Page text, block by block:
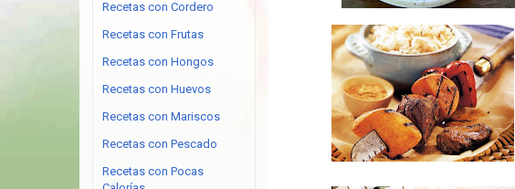
Recetas con Cordero
Recetas con Frutas
Recetas con Hongos
Recetas con Huevos
Recetas con Mariscos
Recetas con Pescado
Recetas con Pocas